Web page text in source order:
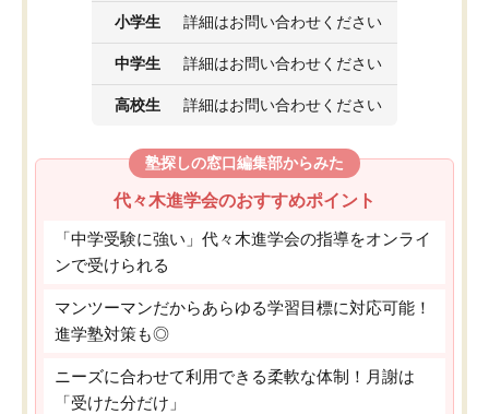
小学生 詳細はお問い合わせください
中学生 詳細はお問い合わせください
高校生 詳細はお問い合わせください
塾探しの窓口編集部からみた
代々木進学会のおすすめポイント
「中学受験に強い」代々木進学会の指導をオンライ
ンで受けられる
マンツーマンだからあらゆる学習目標に対応可能！
進学塾対策も◎
ニーズに合わせて利用できる柔軟な体制！月謝は
「受けた分だけ」